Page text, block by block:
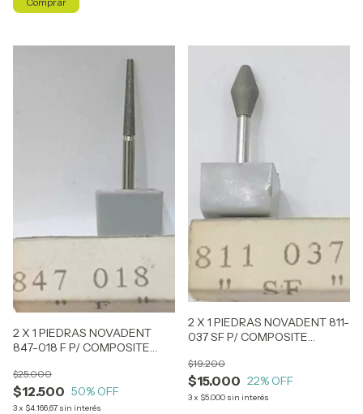
2 X 1 PIEDRAS NOVADENT
847-018 F P/ COMPOSITE
$12.500
$25.000
50% OFF
3x $4.166,67 sin interés
2 X 1 PIEDRAS NOVADENT 811-
037 SF P/ COMPOSITE
$15.000
$19.200
22% OFF
3x $5.000 sin interés